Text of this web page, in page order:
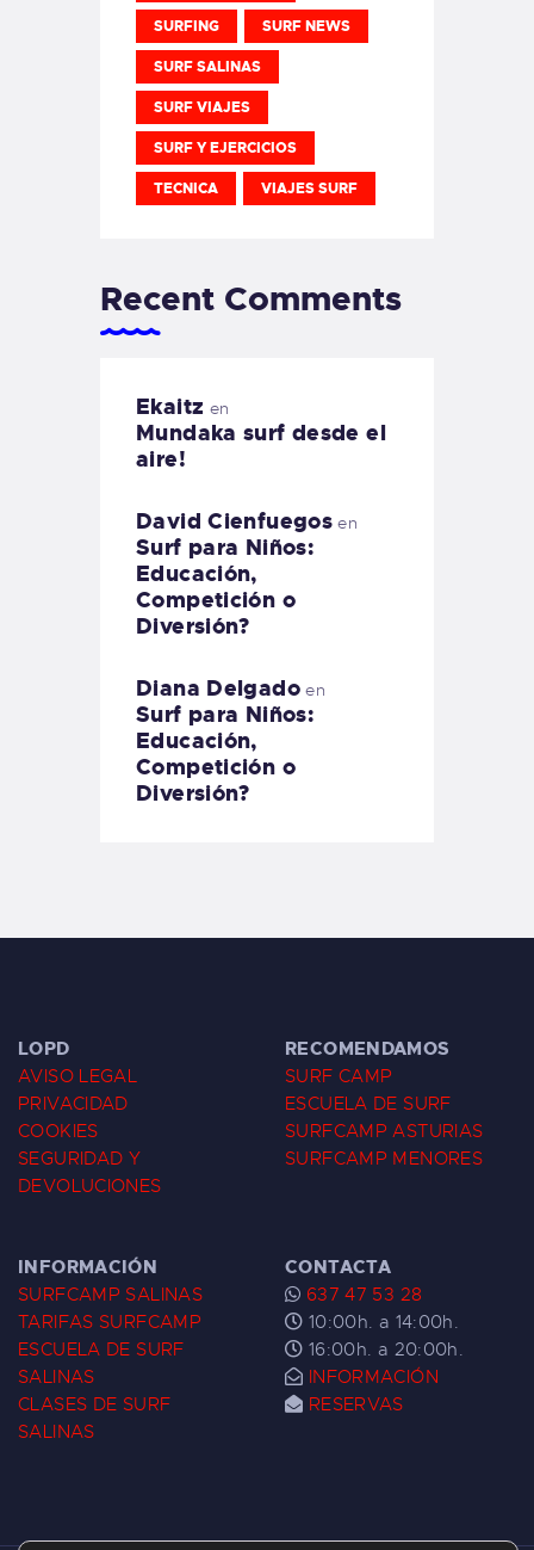
SURFING SURF NEWS
SURF SALINAS
SURF VIAJES
SURF Y EJERCICIOS
TECNICA VIAJES SURF
Recent Comments
Ekaitz en
Mundaka surf desde el
aire!
David Cienfuegos en
Surf para Niños:
Educación,
Competición o
Diversión?
Diana Delgadoen
Surf para Niños:
Educación,
Competición o
Diversión?
LOPD
AVISO LEGAL
PRIVACIDAD
COOKIES
SEGURIDAD Y
DEVOLUCIONES
RECOMENDAMOS
SURF CAMP
ESCUELA DE SURF
SURFCAMP ASTURIAS
SURFCAMP MENORES
INFORMACIÓN
SURFCAMP SALINAS
TARIFAS SURFCAMP
ESCUELA DE SURF
SALINAS
CLASES DE SURF
SALINAS
CONTACTA
637 47 53 28
10:00h. a 14:00h.
16:00h. a 20:00h.
INFORMACIÓN
RESERVAS